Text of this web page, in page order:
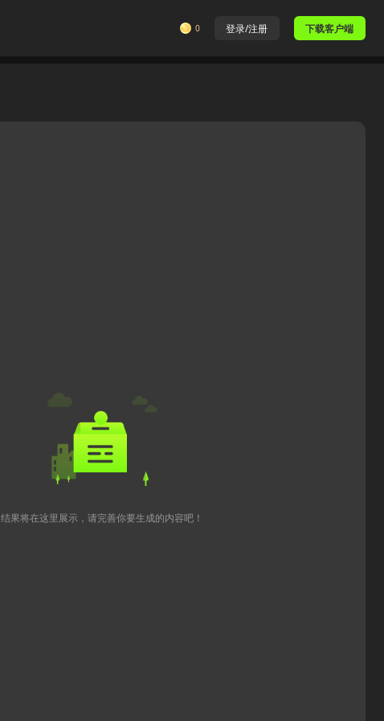
0 登录/注册 下载客户端
结果将在这里展示，请完善你要生成的内容吧！